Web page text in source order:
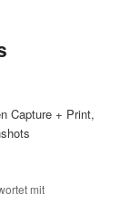
Capture + Print,
mit